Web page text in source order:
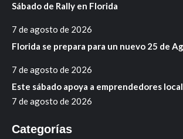
Sábado de Rally en Florida
7 de agosto de 2026
Florida se prepara para un nuevo 25 de
7 de agosto de 2026
Este sábado apoya a emprendedores
7 de agosto de 2026
Categorías